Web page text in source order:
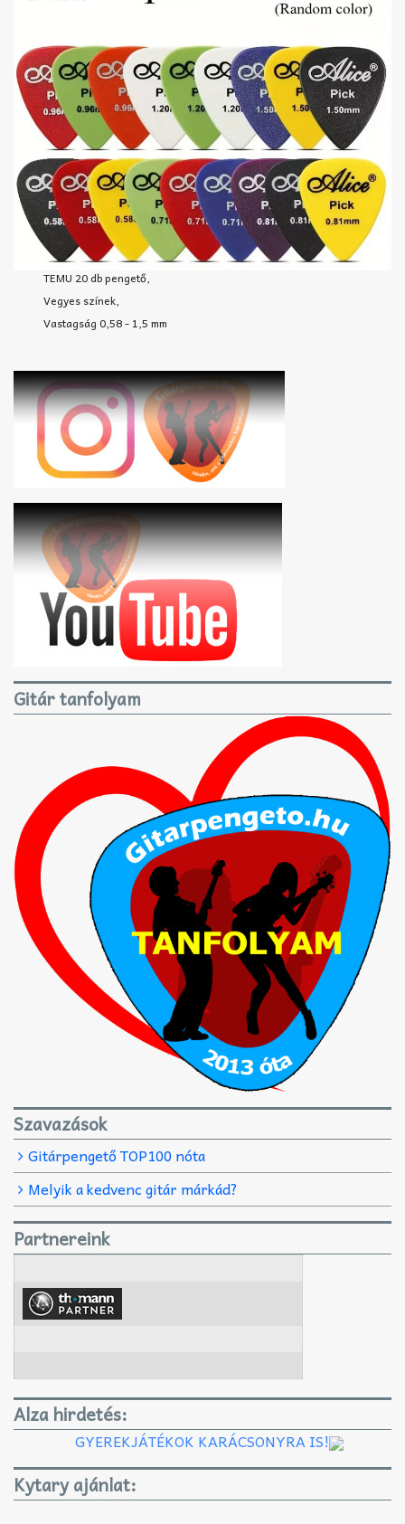
TEMU 20 db pengető,
Vegyes színek,
Vastagság 0,58 - 1,5 mm
Gitár tanfolyam
Szavazások
Gitárpengető TOP100 nóta
Melyik a kedvenc gitár márkád?
Partnereink
Alza hirdetés:
GYEREKJÁTÉKOK KARÁCSONYRA IS!
Kytary ajánlat: